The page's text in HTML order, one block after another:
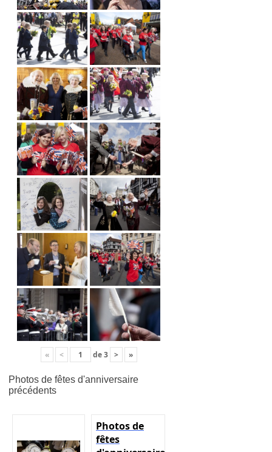
« < de3 > »
Photos de fêtes d'anniversaire
précédents
Photos de
fêtes